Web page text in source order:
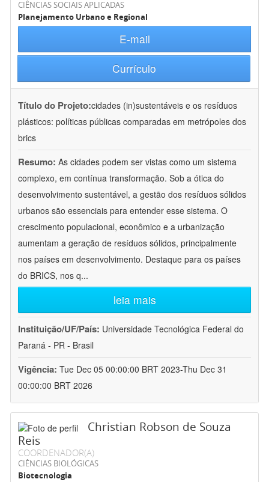
CIÊNCIAS SOCIAIS APLICADAS
Planejamento Urbano e Regional
E-mail
Currículo
Título do Projeto:cidades (in)sustentáveis e os resíduos
plásticos: políticas públicas comparadas em metrópoles dos
brics
Resumo: As cidades podem ser vistas como um sistema
complexo, em contínua transformação. Sob a ótica do
desenvolvimento sustentável, a gestão dos resíduos sólidos
urbanos são essenciais para entender esse sistema. O
crescimento populacional, econômico e a urbanização
aumentam a geração de resíduos sólidos, principalmente
nos países em desenvolvimento. Destaque para os países
do BRICS, nos q...
leia mais
Instituição/UF/País: Universidade Tecnológica Federal do
Paraná - PR - Brasil
Vigência: Tue Dec 05 00:00:00 BRT 2023-Thu Dec 31
00:00:00 BRT 2026
Christian Robson de Souza
Reis
COORDENADOR(A)
CIÊNCIAS BIOLÓGICAS
Biotecnologia